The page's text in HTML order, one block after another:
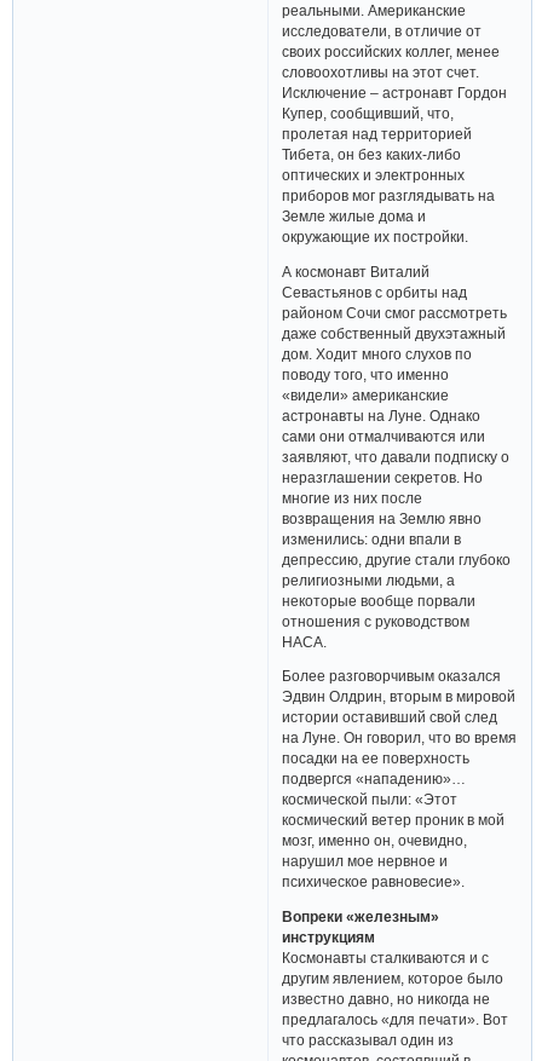
реальными. Американские
исследователи, в отличие от
своих российских коллег, менее
словоохотливы на этот счет.
Исключение – астронавт Гордон
Купер, сообщивший, что,
пролетая над территорией
Тибета, он без каких-либо
оптических и электронных
приборов мог разглядывать на
Земле жилые дома и
окружающие их постройки.
А космонавт Виталий
Севастьянов с орбиты над
районом Сочи смог рассмотреть
даже собственный двухэтажный
дом. Ходит много слухов по
поводу того, что именно
«видели» американские
астронавты на Луне. Однако
сами они отмалчиваются или
заявляют, что давали подписку о
неразглашении секретов. Но
многие из них после
возвращения на Землю явно
изменились: одни впали в
депрессию, другие стали глубоко
религиозными людьми, а
некоторые вообще порвали
отношения с руководством
НАСА.
Более разговорчивым оказался
Эдвин Олдрин, вторым в мировой
истории оставивший свой след
на Луне. Он говорил, что во время
посадки на ее поверхность
подвергся «нападению»…
космической пыли: «Этот
космический ветер проник в мой
мозг, именно он, очевидно,
нарушил мое нервное и
психическое равновесие».
Вопреки «железным»
инструкциям
Космонавты сталкиваются и с
другим явлением, которое было
известно давно, но никогда не
предлагалось «для печати». Вот
что рассказывал один из